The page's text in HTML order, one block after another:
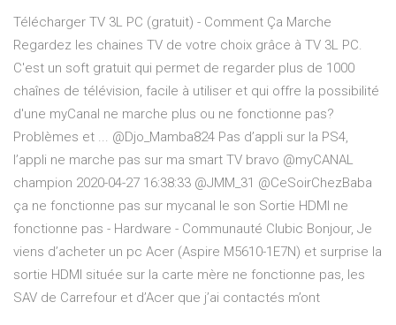
Télécharger TV 3L PC (gratuit) - Comment Ça Marche
Regardez les chaines TV de votre choix grâce à TV 3L PC.
C'est un soft gratuit qui permet de regarder plus de 1000
chaînes de télévision, facile à utiliser et qui offre la possibilité
d'une myCanal ne marche plus ou ne fonctionne pas?
Problèmes et ... @Djo_Mamba824 Pas d’appli sur la PS4,
l’appli ne marche pas sur ma smart TV bravo @myCANAL
champion 2020-04-27 16:38:33 @JMM_31 @CeSoirChezBaba
ça ne fonctionne pas sur mycanal le son Sortie HDMI ne
fonctionne pas - Hardware - Communauté Clubic Bonjour, Je
viens d’acheter un pc Acer (Aspire M5610-1E7N) et surprise la
sortie HDMI située sur la carte mère ne fonctionne pas, les
SAV de Carrefour et d’Acer que j’ai contactés m’ont